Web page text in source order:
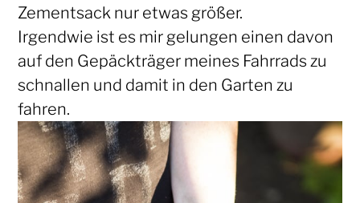
Zementsack nur etwas größer.
Irgendwie ist es mir gelungen einen davon
auf den Gepäckträger meines Fahrrads zu
schnallen und damit in den Garten zu
fahren.